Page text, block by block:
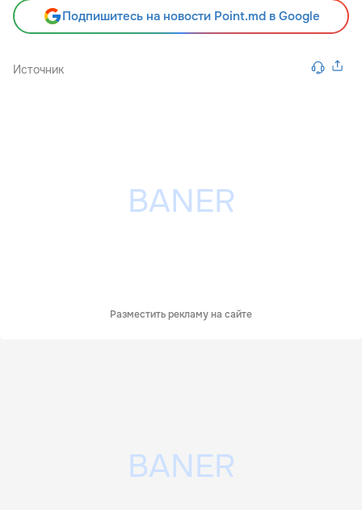
Подпишитесь на новости Point.md в Google
Источник
Разместить рекламу на сайте